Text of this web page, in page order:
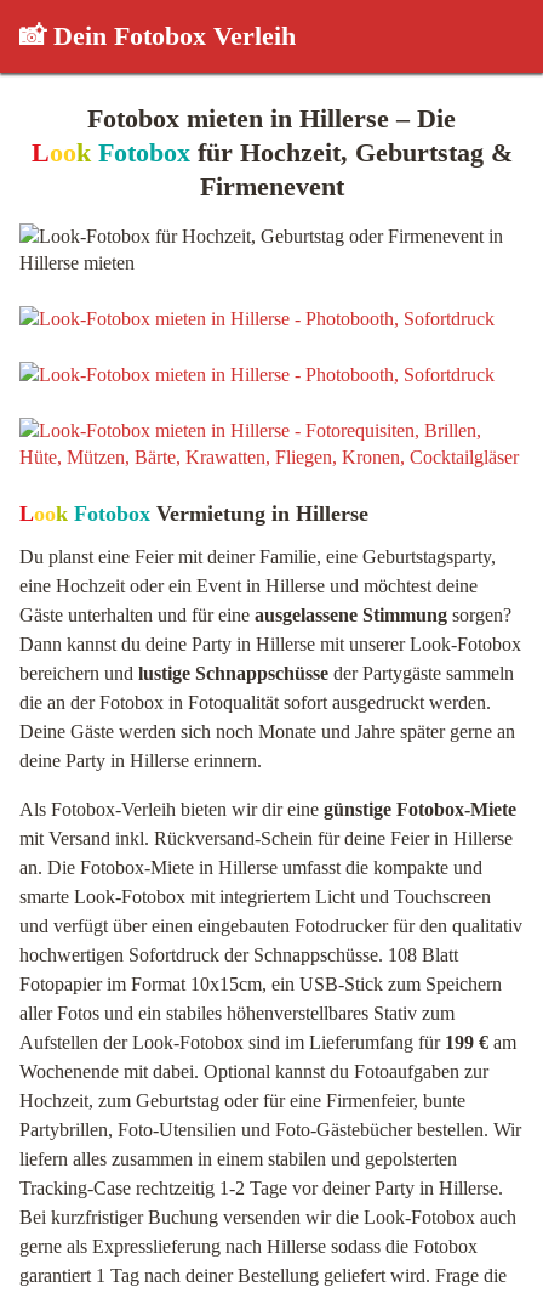
📸 Dein Fotobox Verleih
Fotobox mieten in Hillerse – Die
Look Fotoboxfür Hochzeit, Geburtstag &
Firmenevent
Look Fotobox Vermietung in Hillerse
Du planst eine Feier mit deiner Familie, eine Geburtstagsparty,
eine Hochzeit oder ein Event in Hillerse und möchtest deine
Gäste unterhalten und für eine ausgelassene Stimmung sorgen?
Dann kannst du deine Party in Hillerse mit unserer Look-Fotobox
bereichern und lustige Schnappschüsse der Partygäste sammeln
die an der Fotobox in Fotoqualität sofort ausgedruckt werden.
Deine Gäste werden sich noch Monate und Jahre später gerne an
deine Party in Hillerse erinnern.
Als Fotobox-Verleih bieten wir dir eine günstige Fotobox-Miete
mit Versand inkl. Rückversand-Schein für deine Feier in Hillerse
an. Die Fotobox-Miete in Hillerse umfasst die kompakte und
smarte Look-Fotobox mit integriertem Licht und Touchscreen
und verfügt über einen eingebauten Fotodrucker für den qualitativ
hochwertigen Sofortdruck der Schnappschüsse. 108 Blatt
Fotopapier im Format 10x15cm, ein USB-Stick zum Speichern
aller Fotos und ein stabiles höhenverstellbares Stativ zum
Aufstellen der Look-Fotobox sind im Lieferumfang für 199 € am
Wochenende mit dabei. Optional kannst du Fotoaufgaben zur
Hochzeit, zum Geburtstag oder für eine Firmenfeier, bunte
Partybrillen, Foto-Utensilien und Foto-Gästebücher bestellen. Wir
liefern alles zusammen in einem stabilen und gepolsterten
Tracking-Case rechtzeitig 1-2 Tage vor deiner Party in Hillerse.
Bei kurzfristiger Buchung versenden wir die Look-Fotobox auch
gerne als Expresslieferung nach Hillerse sodass die Fotobox
garantiert 1 Tag nach deiner Bestellung geliefert wird. Frage die